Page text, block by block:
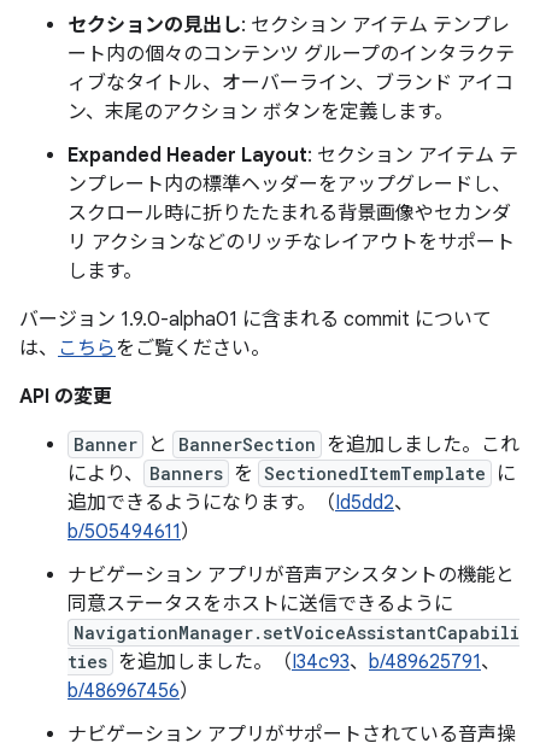
セクションの見出し: セクション アイテム テンプレ
ート内の個々のコンテンツ グループのインタラクテ
ィブなタイトル、オーバーライン、ブランド アイコ
ン、末尾のアクション ボタンを定義します。
Expanded Header Layout: セクション アイテム テ
ンプレート内の標準ヘッダーをアップグレードし、
スクロール時に折りたたまれる背景画像やセカンダ
リ アクションなどのリッチなレイアウトをサポート
します。
バージョン 1.9.0-alpha01 に含まれる commit について
は、 こちらをご覧ください。
API の変更
Banner と BannerSection を追加しました。これ
により、
Banners を SectionedItemTemplate
に
追加できるようになります。（Id5dd2、
b/505494611）
ナビゲーション アプリが音声アシスタントの機能と
同意ステータスをホストに送信できるように
NavigationManager.setVoiceAssistantCapabili
ties を追加しました。（I34c93、 b/489625791、
b/486967456）
ナビゲーション アプリがサポートされている音声操